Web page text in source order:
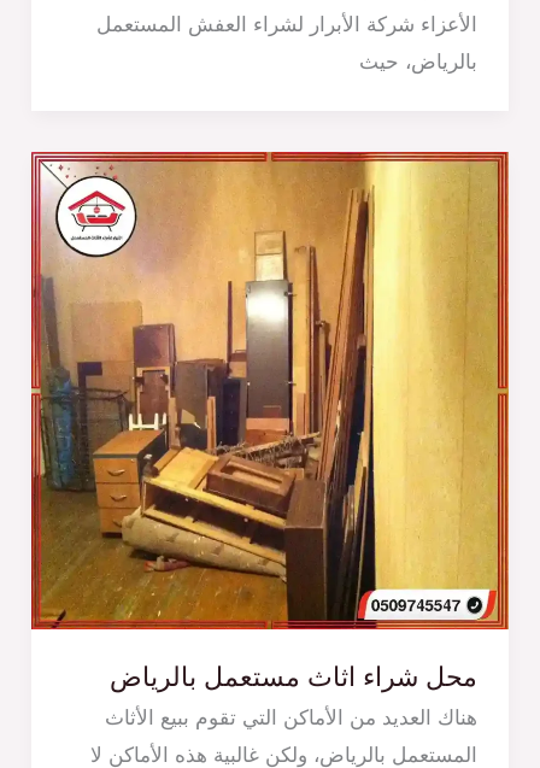
الأعزاء شركة الأبرار لشراء العفش المستعمل
بالرياض، حيث
محل شراء اثاث مستعمل بالرياض
هناك العديد من الأماكن التي تقوم ببيع الأثاث
المستعمل بالرياض، ولكن غالبية هذه الأماكن لا